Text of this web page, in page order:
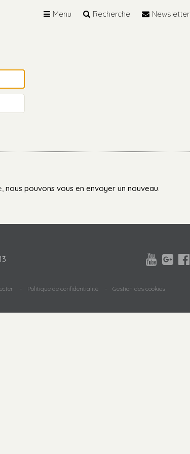
Menu Recherche Newsletter
nous pouvons vous en envoyer un nouveau.



Politique de confidentialité Gestion des cookies